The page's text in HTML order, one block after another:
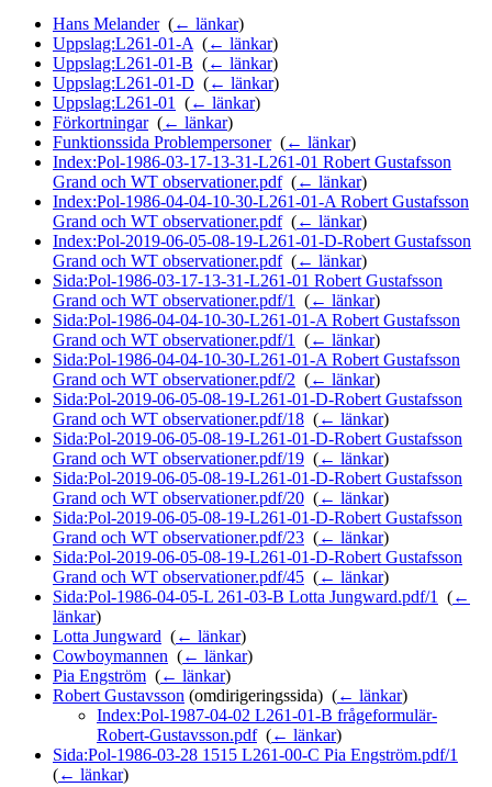
Hans Melander‎ (← länkar)
Uppslag:L261-01-A (← länkar)
Uppslag:L261-01-B (← länkar)
Uppslag:L261-01-D (← länkar)
Uppslag:L261-01
(← länkar)
Förkortningar‎ (← länkar)
Funktionssida Problempersoner‎ (← länkar)
Index:Pol-1986-03-17-13-31-L261-01 Robert Gustafsson
Grand och WT observationer.pdf‎ (← länkar)
Index:Pol-1986-04-04-10-30-L261-01-A Robert Gustafsson
Grand och WT observationer.pdf‎ (← länkar)
Index:Pol-2019-06-05-08-19-L261-01-D-Robert Gustafsson
Grand och WT observationer.pdf‎ (← länkar)
Sida:Pol-1986-03-17-13-31-L261-01 Robert Gustafsson
Grand och WT observationer.pdf/1
(← länkar)
Sida:Pol-1986-04-04-10-30-L261-01-A Robert Gustafsson
Grand och WT observationer.pdf/1
(← länkar)
Sida:Pol-1986-04-04-10-30-L261-01-A Robert Gustafsson
Grand och WT observationer.pdf/2 (← länkar)
Sida:Pol-2019-06-05-08-19-L261-01-D-Robert Gustafsson
Grand och WT observationer.pdf/18 (← länkar)
Sida:Pol-2019-06-05-08-19-L261-01-D-Robert Gustafsson
Grand och WT observationer.pdf/19 (← länkar)
Sida:Pol-2019-06-05-08-19-L261-01-D-Robert Gustafsson
Grand och WT observationer.pdf/20 (← länkar)
Sida:Pol-2019-06-05-08-19-L261-01-D-Robert Gustafsson
Grand och WT observationer.pdf/23 (← länkar)
Sida:Pol-2019-06-05-08-19-L261-01-D-Robert Gustafsson
Grand och WT observationer.pdf/45 (← länkar)
Sida:Pol-1986-04-05-L 261-03-B Lotta Jungward.pdf/1
(←
länkar)
Lotta Jungward (← länkar)
Cowboymannen (← länkar)
Pia Engström (← länkar)
Robert Gustavsson (omdirigeringssida) ‎ (← länkar)
Index:Pol-1987-04-02 L261-01-B frågeformulär-
Robert-Gustavsson.pdf‎ (← länkar)
Sida:Pol-1986-03-28 1515 L261-00-C Pia Engström.pdf/1
(← länkar)